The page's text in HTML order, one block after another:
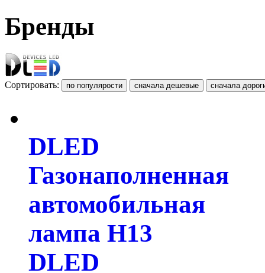
Бренды
Сортировать:
DLED
Газонаполненная
автомобильная
лампа H13
DLED